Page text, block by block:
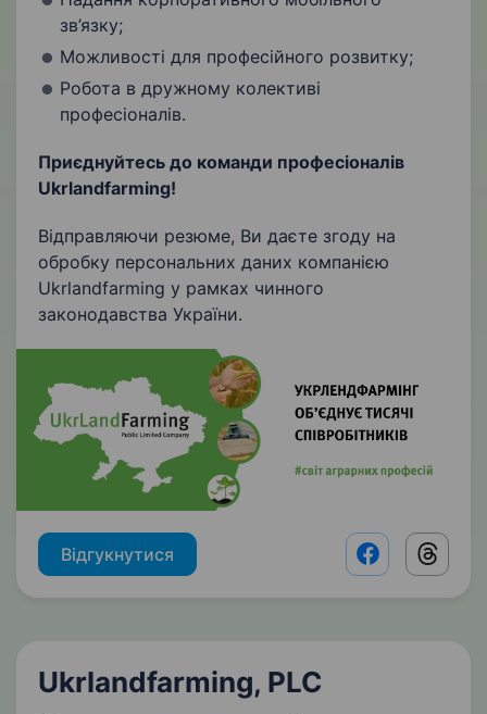
зв’язку;
Можливості для професійного розвитку;
Робота в дружному колективі
професіоналів.
Приєднуйтесь до команди професіоналів
Ukrlandfarming!
Відправляючи резюме, Ви даєте згоду на
обробку персональних даних компанією
Ukrlandfarming у рамках чинного
законодавства України.
Відгукнутися Facebook
Ukrlandfarming, PLC